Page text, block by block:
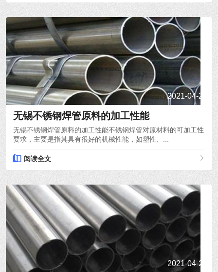
2021-04-22
无锡不锈钢焊管原料的加工性能
无锡不锈钢焊管原料的加工性能不锈钢焊管对原材料的可加工性
要求，主要是指其具有很好的机械性能，如塑性、...
阅读全文
2021-04-21